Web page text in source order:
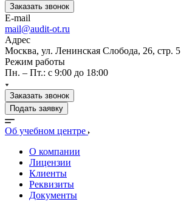
Заказать звонок
E-mail
mail@audit-ot.ru
Адрес
Москва, ул. Ленинская Слобода, 26, стр. 5
Режим работы
Пн. – Пт.: с 9:00 до 18:00
Заказать звонок
Подать заявку
Об учебном центре
О компании
Лицензии
Клиенты
Реквизиты
Документы